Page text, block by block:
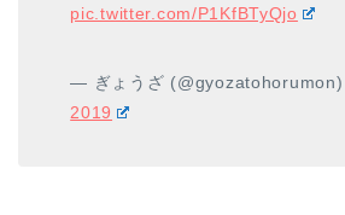
pic.twitter.com/P1KfBTyQjo
— ぎょうざ (@gyozatohorumon)
2019